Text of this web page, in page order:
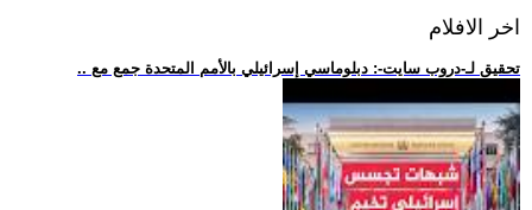
اخر الافلام
.. تحقيق لـ-دروب سايت-: دبلوماسي إسرائيلي بالأمم المتحدة جمع مع